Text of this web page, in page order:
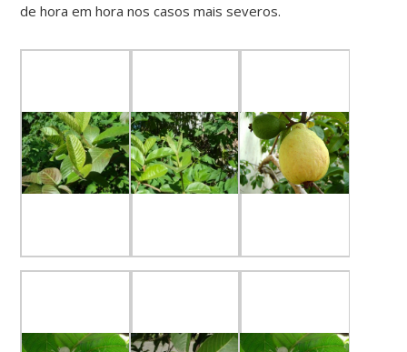
de hora em hora nos casos mais severos.